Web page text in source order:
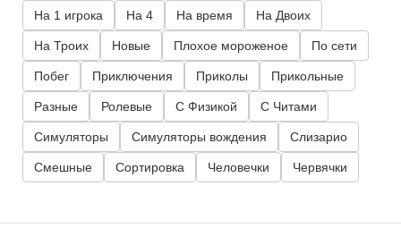
На 1 игрока На 4 На время На Двоих
На Троих Новые Плохое мороженое По сети
Побег Приключения Приколы Прикольные
Разные Ролевые С Физикой С Читами
Симуляторы Симуляторы вождения Слизарио
Смешные Сортировка Человечки Червячки